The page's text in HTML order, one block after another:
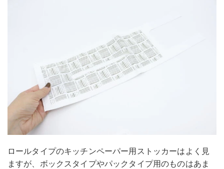
ロールタイプのキッチンペーパー用ストッカーはよく見
ますが、ボックスタイプやパックタイプ用のものはあま